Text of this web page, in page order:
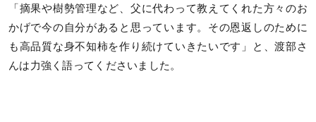
「摘果や樹勢管理など、父に代わって教えてくれた方々のお
かげで今の自分があると思っています。その恩返しのために
も高品質な身不知柿を作り続けていきたいです」と、渡部さ
んは力強く語ってくださいました。